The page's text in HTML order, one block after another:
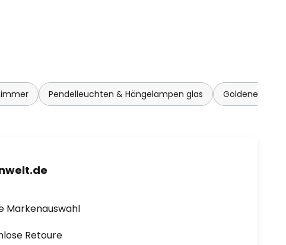
Pendelleuchten & Hängelampen glas Goldene
Markenauswahl
Retoure